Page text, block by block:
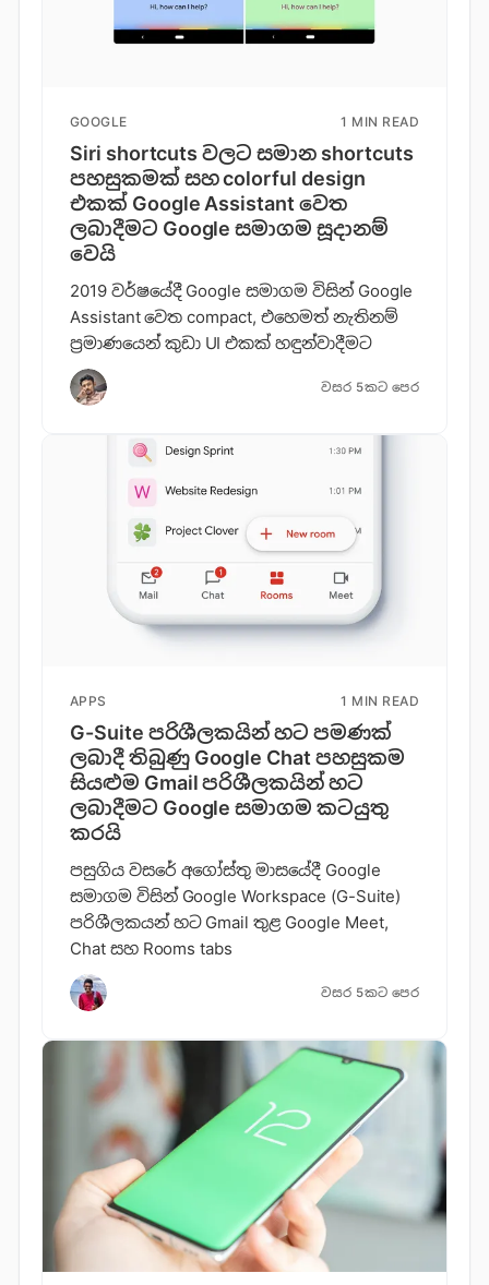
GOOGLE 1 MIN READ
Siri shortcuts වලට සමාන shortcuts
පහසුකමක් සහ colorful design
එකක් Google Assistant වෙත
ලබාදීමට Google සමාගම සූදානම්
වෙයි
2019 වර්ෂයේදී Google සමාගම විසින් Google
Assistant වෙත compact, එහෙමත් නැතිනම්
ප්‍රමාණයෙන් කුඩා UI එකක් හඳුන්වාදීමට
වසර 5කට පෙර
APPS 1 MIN READ
G-Suite පරිශීලකයින් හට පමණක්
ලබාදී තිබුණු Google Chat පහසුකම
සියළුම Gmail පරිශීලකයින් හට
ලබාදීමට Google සමාගම කටයුතු
කරයි
පසුගිය වසරේ අගෝස්තු මාසයේදී Google
සමාගම විසින් Google Workspace (G-Suite)
පරිශීලකයන් හට Gmail තුළ Google Meet,
Chat සහ Rooms tabs
වසර 5කට පෙර